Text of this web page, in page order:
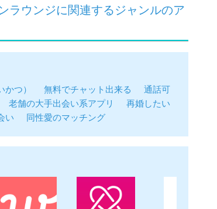
のやり取りができません。
み利用可能です。
て頂いております。
必要がありません。
にしています。
います。
ラウンジに関連するジャンルのア
かつ） 無料でチャット出来る
通話可
老舗の大手出会い系アプリ
再婚したい
い 同性愛のマッチング